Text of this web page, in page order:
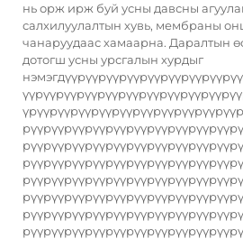
нь орж ирж буй усны давсны
салхилуулалтын хувь, мембраны
чанаруудаас хамаарна. Даралтын
дотогш усны урсгалын хурдыг